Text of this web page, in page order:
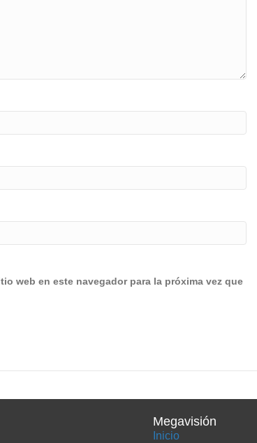
web en este navegador para la próxima vez que
Megavisión
Inicio